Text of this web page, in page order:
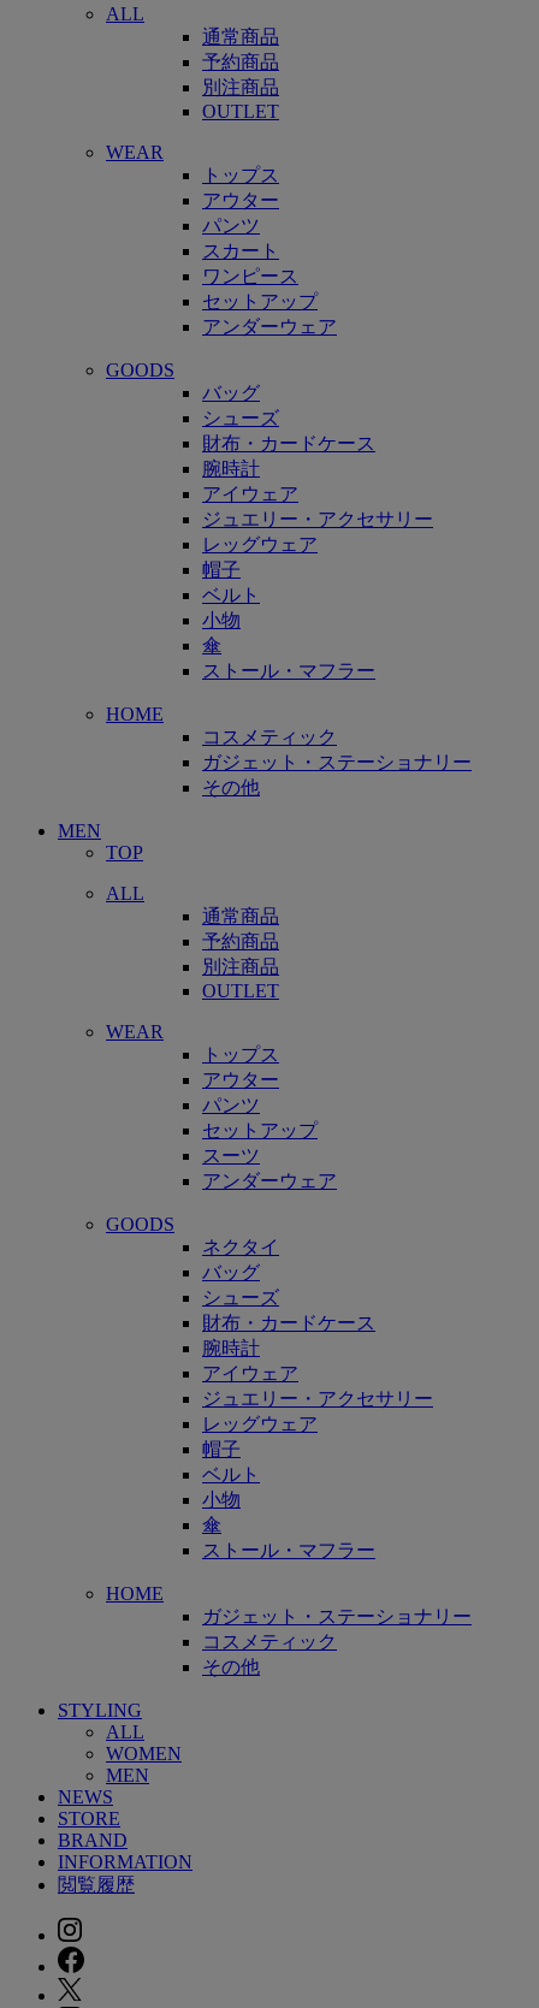
ALL
通常商品
予約商品
別注商品
OUTLET
WEAR
トップス
アウター
パンツ
スカート
ワンピース
セットアップ
アンダーウェア
GOODS
バッグ
シューズ
財布・カードケース
腕時計
アイウェア
ジュエリー・アクセサリー
レッグウェア
帽子
ベルト
小物
傘
ストール・マフラー
HOME
コスメティック
ガジェット・ステーショナリー
その他
MEN
TOP
ALL
通常商品
予約商品
別注商品
OUTLET
WEAR
トップス
アウター
パンツ
セットアップ
スーツ
アンダーウェア
GOODS
ネクタイ
バッグ
シューズ
財布・カードケース
腕時計
アイウェア
ジュエリー・アクセサリー
レッグウェア
帽子
ベルト
小物
傘
ストール・マフラー
HOME
ガジェット・ステーショナリー
コスメティック
その他
STYLING
ALL
WOMEN
MEN
NEWS
STORE
BRAND
INFORMATION
閲覧履歴